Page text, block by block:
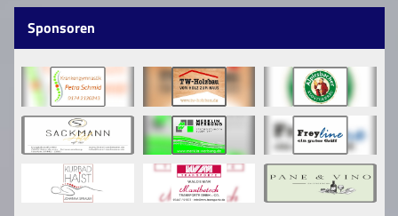
Sponsoren